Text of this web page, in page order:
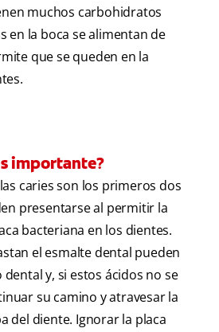
muchos carbohidratos
en la boca se alimentan de
que se queden en la
importante?
caries son los primeros dos
presentarse al permitir la
bacteriana en los dientes.
el esmalte dental pueden
y, si estos ácidos no se
su camino y atravesar la
del diente. Ignorar la placa